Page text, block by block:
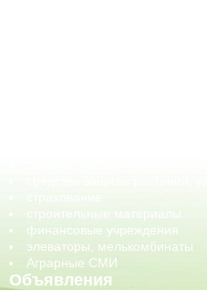
строительные материалы
финансовые учреждения
элеваторы, мелькомбинаты
Аграрные СМИ
Объявления